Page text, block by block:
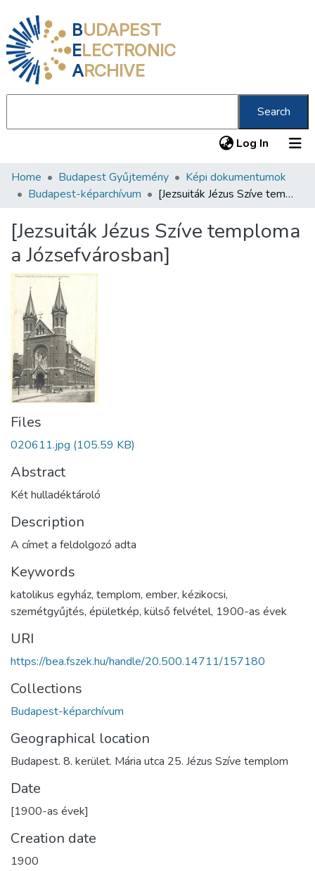
BUDAPEST
ELECTRONIC
ARCHIVE
Search
Log In (current)
Communities & Collections
Statistics
About us
Home Budapest Gyűjtemény
Képi dokumentumok
Budapest-képarchívum
[Jezsuiták Jézus Szíve temploma a Józsefvárosban]
[Jezsuiták Jézus Szíve temploma
a Józsefvárosban]
Files
020611.jpg (105.59 KB)
Abstract
Két hulladéktároló
Description
A címet a feldolgozó adta
Keywords
katolikus egyház, templom, ember, kézikocsi,
szemétgyűjtés, épületkép, külső felvétel, 1900-as évek
URI
https://bea.fszek.hu/handle/20.500.14711/157180
Collections
Budapest-képarchívum
Geographical location
Budapest. 8. kerület. Mária utca 25. Jézus Szíve templom
Date
[1900-as évek]
Creation date
1900